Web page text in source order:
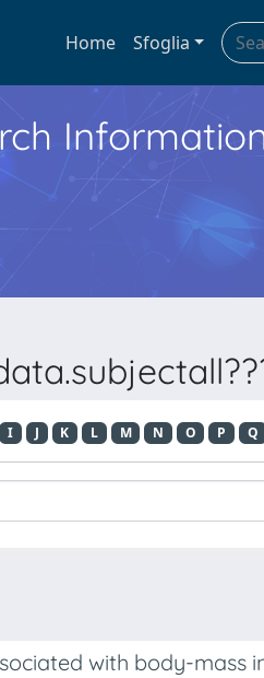
Home Sfoglia
I J K L M N O P Q
with body-mass